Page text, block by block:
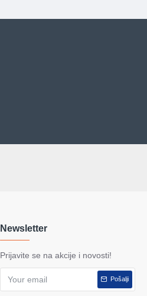
Newsletter
Prijavite se na akcije i novosti!
Pošalji